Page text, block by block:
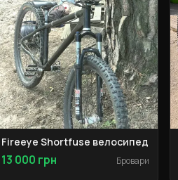
Fireeye Shortfuse велосипед
13 000 грн Бровари